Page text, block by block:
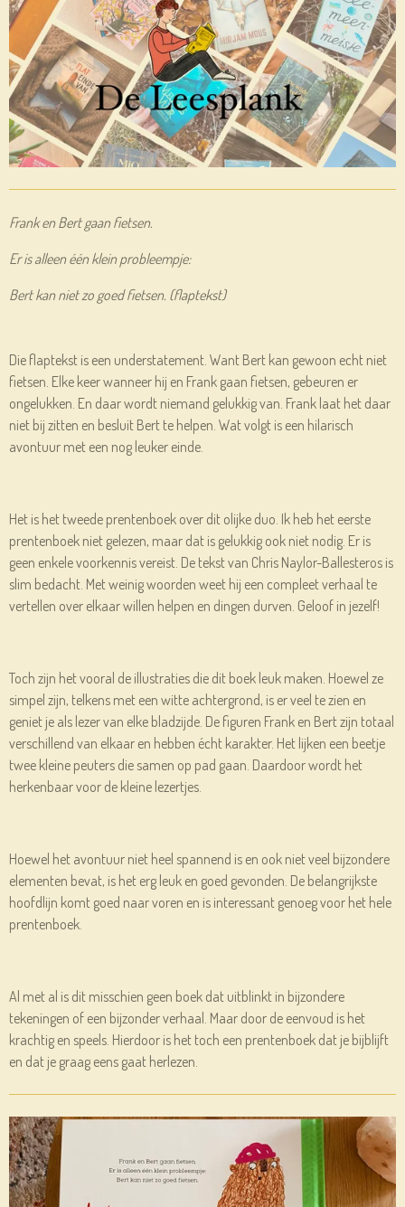
Frank en Bert gaan fietsen.
Er is alleen één klein probleempje:
Bert kan niet zo goed fietsen. (flaptekst)
Die flaptekst is een understatement. Want Bert kan gewoon echt niet
fietsen. Elke keer wanneer hij en Frank gaan fietsen, gebeuren er
ongelukken. En daar wordt niemand gelukkig van. Frank laat het daar
niet bij zitten en besluit Bert te helpen. Wat volgt is een hilarisch
avontuur met een nog leuker einde.
Het is het tweede prentenboek over dit olijke duo. Ik heb het eerste
prentenboek niet gelezen, maar dat is gelukkig ook niet nodig. Er is
geen enkele voorkennis vereist. De tekst van Chris Naylor-Ballesteros is
slim bedacht. Met weinig woorden weet hij een compleet verhaal te
vertellen over elkaar willen helpen en dingen durven. Geloof in jezelf!
Toch zijn het vooral de illustraties die dit boek leuk maken. Hoewel ze
simpel zijn, telkens met een witte achtergrond, is er veel te zien en
geniet je als lezer van elke bladzijde. De figuren Frank en Bert zijn totaal
verschillend van elkaar en hebben écht karakter. Het lijken een beetje
twee kleine peuters die samen op pad gaan. Daardoor wordt het
herkenbaar voor de kleine lezertjes.
Hoewel het avontuur niet heel spannend is en ook niet veel bijzondere
elementen bevat, is het erg leuk en goed gevonden. De belangrijkste
hoofdlijn komt goed naar voren en is interessant genoeg voor het hele
prentenboek.
Al met al is dit misschien geen boek dat uitblinkt in bijzondere
tekeningen of een bijzonder verhaal. Maar door de eenvoud is het
krachtig en speels. Hierdoor is het toch een prentenboek dat je bijblijft
en dat je graag eens gaat herlezen.